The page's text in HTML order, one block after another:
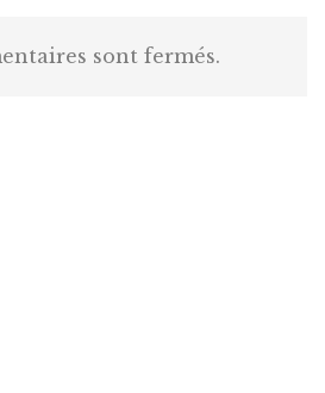
sont fermés.